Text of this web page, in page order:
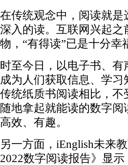
在传统观念中，阅读就
深入的读。互联网兴起
物，“有得读”已是十分幸
时至今日，以电子书、
成为人们获取信息、学
传统纸质书阅读相比，
随地拿起就能读的数字
高效、有趣。
另一方面，iEnglish未来
2022数字阅读报告》显